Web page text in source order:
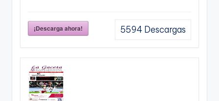
¡Descarga ahora! 5594 Descargas